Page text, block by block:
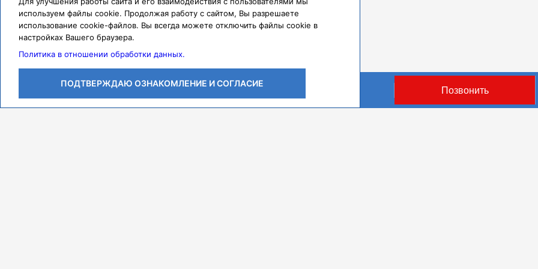
Личный кабинет Позвонить
используем файлы cookie. Продолжая работу с сайтом, Вы разрешаете
использование cookie-файлов. Вы всегда можете отключить файлы cookie в
настройках Вашего браузера.
Политика в отношении обработки данных.
ПОДТВЕРЖДАЮ ОЗНАКОМЛЕНИЕ И СОГЛАСИЕ